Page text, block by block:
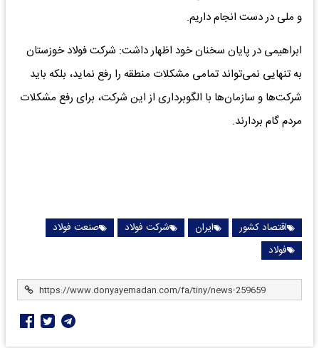
و ملی در دست انجام داریم.
ابراهیمی در پایان سخنان خود اظهار داشت: شرکت فولاد خوزستان
به تنهایی نمی‌تواند تمامی مشکلات منطقه را رفع نماید، بلکه باید
شرکت‌ها و سازمان‌ها با الگوبرداری از این شرکت، برای رفع مشکلات
مردم گام بردارند.
اقتصاد کشور ایران شرکت فولاد
صنعت فولاد
فولاد